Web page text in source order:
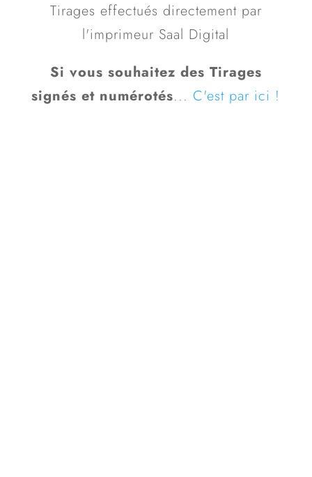
Tirages effectués directement par
l'imprimeur Saal Digital
Si vous souhaitez des Tirages
signés et numérotés... C'est par ici !